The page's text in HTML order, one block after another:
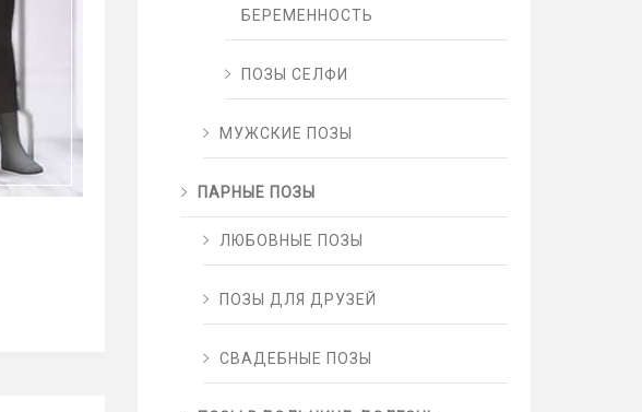
БЕРЕМЕННОСТЬ
ПОЗЫ СЕЛФИ
МУЖСКИЕ ПОЗЫ
ПАРНЫЕ ПОЗЫ
ЛЮБОВНЫЕ ПОЗЫ
ПОЗЫ ДЛЯ ДРУЗЕЙ
СВАДЕБНЫЕ ПОЗЫ